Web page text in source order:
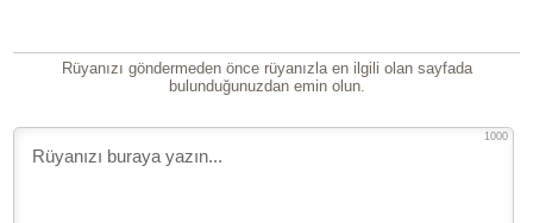
Rüyanızı göndermeden önce rüyanızla en ilgili olan sayfada
bulunduğunuzdan emin olun.
1000